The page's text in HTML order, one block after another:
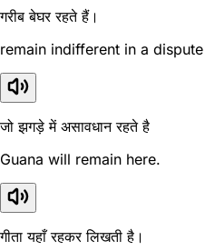
गरीब बेघर रहते हैं।
remain indifferent in a dispute
जो झगड़े में असावधान रहते है
Guana will remain here.
गीता यहाँ रहकर लिखती है।